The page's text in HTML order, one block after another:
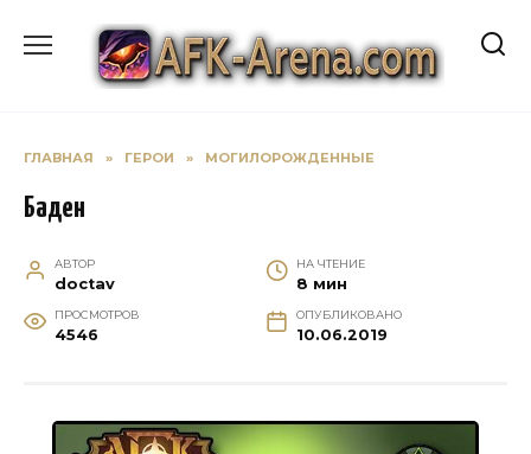
содержанию
ГЛАВНАЯ » ГЕРОИ » МОГИЛОРОЖДЕННЫЕ
Баден
АВТОР
doctav
НА ЧТЕНИЕ
8 мин
ПРОСМОТРОВ
4546
ОПУБЛИКОВАНО
10.06.2019